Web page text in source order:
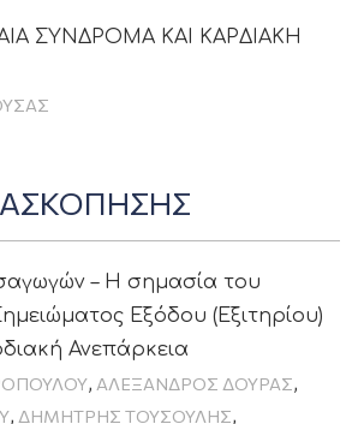
ΣΥΝΔΡΟΜΑ ΚΑΙ ΚΑΡΔΙΑΚΗ
– Η σημασία του
Εξόδου (Εξιτηρίου)
Ανεπάρκεια
, ΑΛΈΞΑΝΔΡΟΣ ΔΟΎΡΑΣ,
, ΔΗΜΉΤΡΗΣ ΤΟΎΣΟΥΛΗΣ,